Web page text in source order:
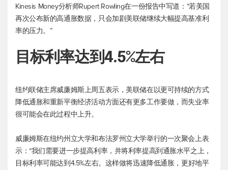
Kinesis Money分析师Rupert Rowling在一份报告中写道：“若美国
再次公布新的高通胀数据，只会加剧美联储继续大幅提高基准利
率的压力。”
目标利率达到4.5%左右
纽约联储主席威廉姆斯上周五表示，美联储在以更可持续的方式
降低通胀和重新平衡经济活动方面还有更多工作要做，而失业率
很可能会在此过程中上升。
威廉姆斯在纽约州立大学和布法罗州立大学举行的一次聚会上表
示：“我们需要进一步提高利率，并将利率提高到通胀水平之上，
目标利率可能达到4.5%左右。这样做将迅速降低通胀，更好地平